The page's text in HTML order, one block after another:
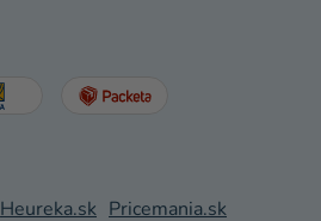
Heureka.sk Pricemania.sk